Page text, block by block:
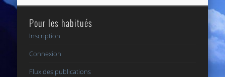
Pour les habitués
Inscription
Connexion
Flux des publications